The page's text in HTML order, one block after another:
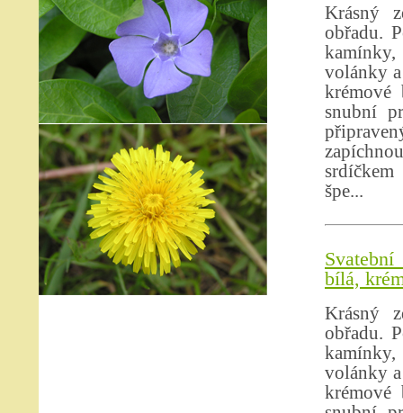
Krásný
obřadu.
kamínky,
volánky
krémové
snubní
špe...
bílá,
Krásný
obřadu.
kamínky,
volánky
krémové